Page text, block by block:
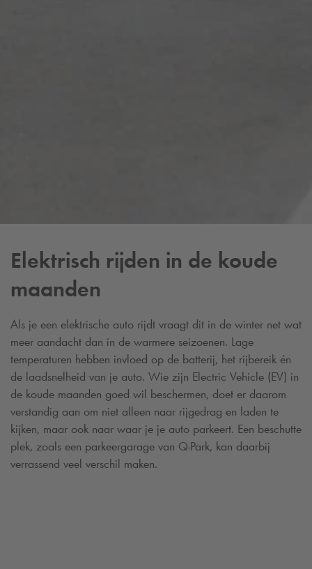
Elektrisch rijden in de koude
maanden
Als je een elektrische auto rijdt vraagt dit in de winter net wat
meer aandacht dan in de warmere seizoenen. Lage
temperaturen hebben invloed op de batterij, het rijbereik én
de laadsnelheid van je auto. Wie zijn Electric Vehicle (EV) in
de koude maanden goed wil beschermen, doet er daarom
verstandig aan om niet alleen naar rijgedrag en laden te
kijken, maar ook naar waar je je auto parkeert. Een beschutte
plek, zoals een parkeergarage van Q-Park, kan daarbij
verrassend veel verschil maken.